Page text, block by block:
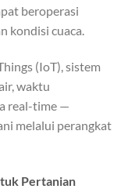
beroperasi
kondisi cuaca.
(IoT), sistem
waktu
real-time —
melalui perangkat
Pertanian